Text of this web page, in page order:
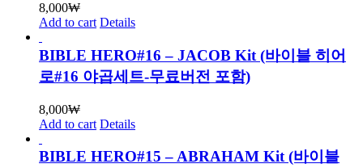
8,000₩
Add to cart Details
BIBLE HERO#16 – JACOB Kit (바이블 히어
로#16 야곱세트-무료버전 포함)
8,000₩
Add to cart Details
BIBLE HERO#15 – ABRAHAM Kit (바이블